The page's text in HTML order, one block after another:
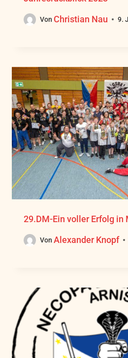
Von Christian Nau 9.
29.DM-Ein voller Erfolg in
Von Alexander Knopf